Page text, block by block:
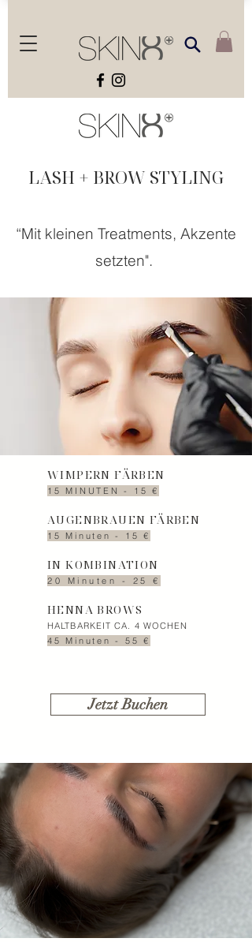
LASH + BROW STYLING
“Mit kleinen Treatments, Akzente
setzten".
WIMPERN FÄRBEN
15 MINUTEN - 15 €
AUGENBRAUEN FÄRBEN
15 Minuten - 15 €
IN KOMBINATION
20 Minuten - 25 €
HENNA BROWS
HALTBARKEIT CA. 4 WOCHEN
45 Minuten - 55 €
Jetzt Buchen